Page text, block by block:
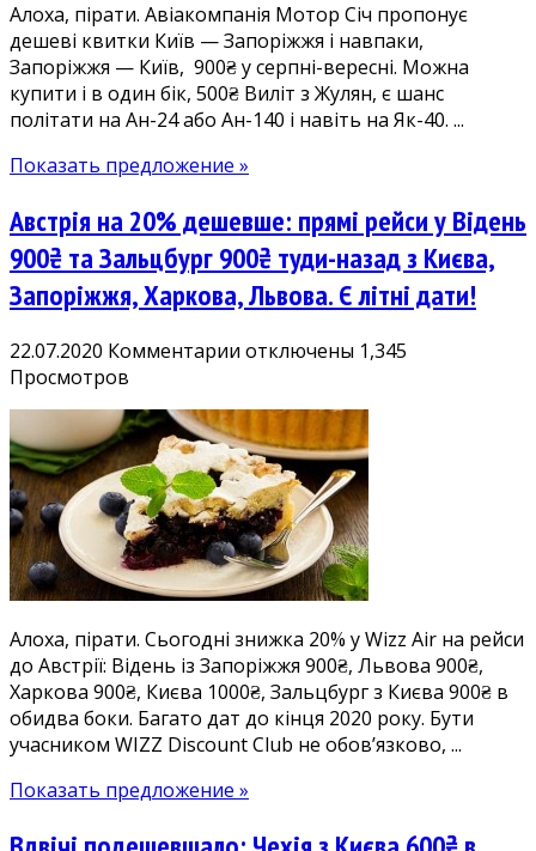
назад
у
серпні-
вересні
Алоха, пірати. Авіакомпанія Мотор Січ пропонує
дешеві квитки Київ — Запоріжжя і навпаки,
Запоріжжя — Київ, 900₴ у серпні-вересні. Можна
купити і в один бік, 500₴ Виліт з Жулян, є шанс
політати на Ан-24 або Ан-140 і навіть на Як-40. ...
Показать предложение »
Австрія на 20% дешевше: прямі рейси у Відень
900₴ та Зальцбург 900₴ туди-назад з Києва,
Запоріжжя, Харкова, Львова. Є літні дати!
22.07.2020 Комментарии к
на
20%
дешевше:
прямі
рейси
у
Відень
та
Зальцбург
900₴
туди-
назад
Києва,
отключены 1,345
Просмотров
Алоха, пірати. Сьогодні знижка 20% у Wizz Air на рейси
до Австрії: Відень із Запоріжжя 900₴, Львова 900₴,
Харкова 900₴, Києва 1000₴, Зальцбург з Києва 900₴ в
обидва боки. Багато дат до кінця 2020 року. Бути
учасником WIZZ Discount Club не обов’язково, ...
Показать предложение »